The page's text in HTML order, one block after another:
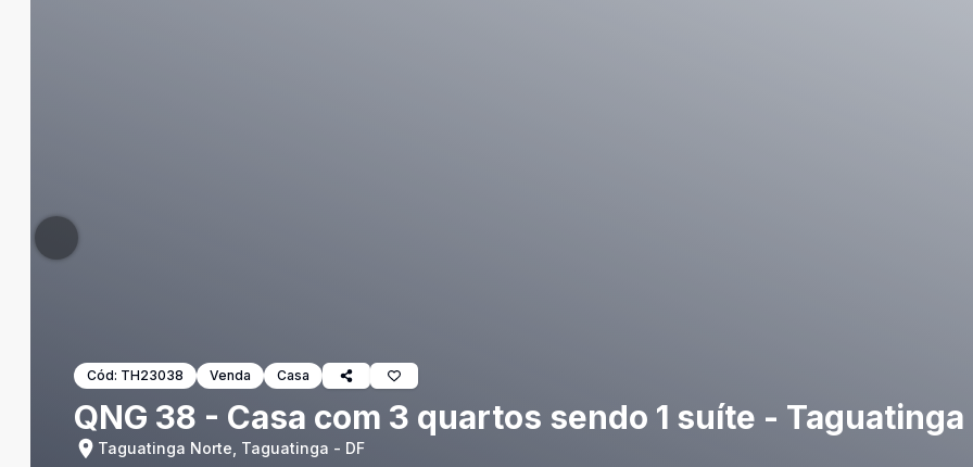
Cód: TH23038 Venda Casa
QNG 38 - Casa com 3 quartos sendo 1 suíte -
Taguatinga Norte, Taguatinga - DF